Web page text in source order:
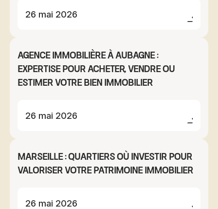
26 mai 2026
Agence immobilière à Aubagne :
expertise pour acheter, vendre ou
estimer votre bien immobilier
26 mai 2026
Marseille : quartiers où investir pour
valoriser votre patrimoine immobilier
26 mai 2026